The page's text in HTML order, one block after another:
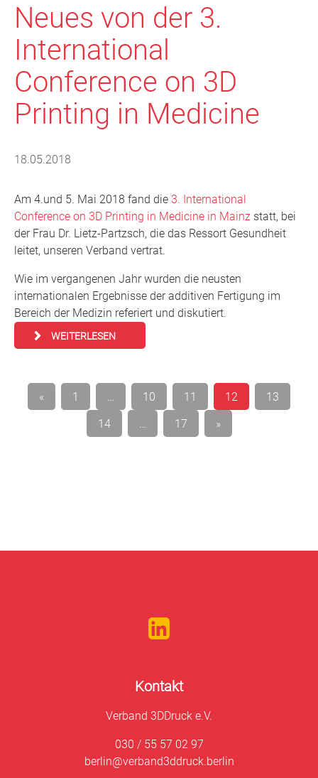
Neues von der 3.
International
Conference on 3D
Printing in Medicine
18.05.2018
Am 4.und 5. Mai 2018 fand die 3. International
Conference on 3D Printing in Medicine in Mainz statt, bei
der Frau Dr. Lietz-Partzsch, die das Ressort Gesundheit
leitet, unseren Verband vertrat.
Wie im vergangenen Jahr wurden die neusten
internationalen Ergebnisse der additiven Fertigung im
Bereich der Medizin referiert und diskutiert.
WEITERLESEN
Seitennummerierung
der
« 1 … 10 11 12
13
14
… 17 »
Kontakt
Verband 3DDruck e.V.
030 / 55 57 02 97
berlin@verband3ddruck.berlin